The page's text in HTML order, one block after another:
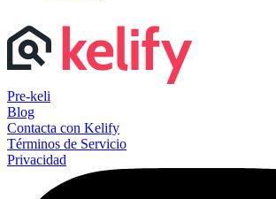
Pre-keli
Blog
Contacta con Kelify
Términos de Servicio
Privacidad